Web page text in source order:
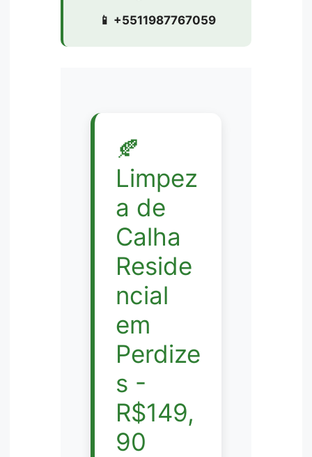
📱 +5511987767059
🍂
Limpez
a de
Calha
Reside
ncial
em
Perdize
s -
R$149,
90